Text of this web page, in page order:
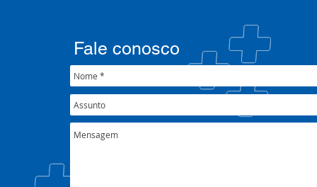
crise climática
CIB/RS
Fale conosco